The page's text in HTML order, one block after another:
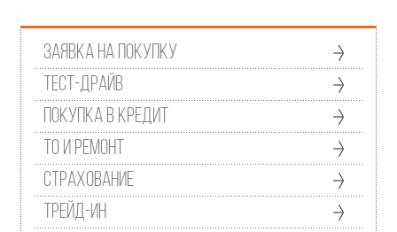
Заявка на покупку
Тест-драйв
Покупка в кредит
ТО и ремонт
Страхование
Трейд-ин